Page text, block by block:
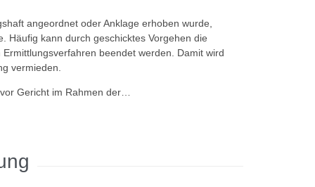
angeordnet oder Anklage erhoben wurde,
Häufig kann durch geschicktes Vorgehen die
beendet werden. Damit wird
vermieden.
Gericht im Rahmen der…